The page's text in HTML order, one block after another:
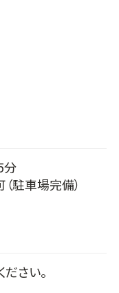
分
駐車場完備）
さい。